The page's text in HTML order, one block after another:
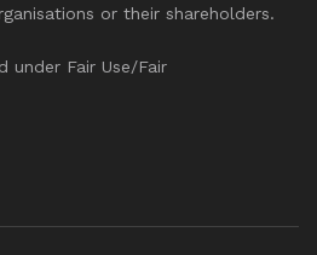
or their shareholders.
under Fair Use/Fair